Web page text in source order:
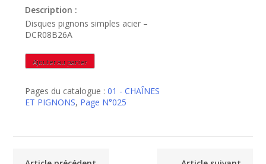
Description :
Disques pignons simples acier –
DCR08B26A
quantité
de
Ajouter au panier
Pages du catalogue :01 - CHAÎNES
ET PIGNONS, Page N°025